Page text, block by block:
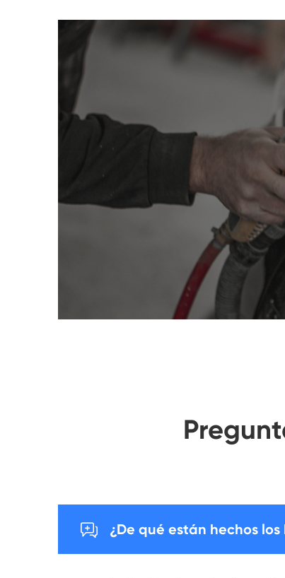
 ¿De qué están hechos los